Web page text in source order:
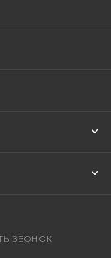
ЗВОНОК